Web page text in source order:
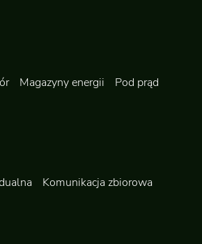
Magazyny energii Pod prąd
Komunikacja zbiorowa